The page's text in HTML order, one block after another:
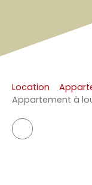
Location
Appartement à